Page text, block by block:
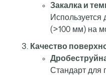
Закалка и
Используется
(>100 мм) на
Качество
Стандарт для